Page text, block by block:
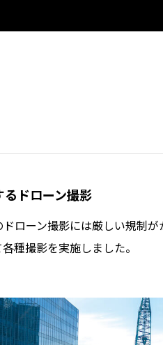
ドローン撮影
ローン撮影には厳しい規制
種撮影を実施しました。